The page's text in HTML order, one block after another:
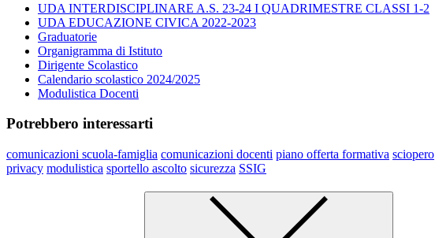
UDA INTERDISCIPLINARE A.S. 23-24 I QUADRIMESTRE CLASSI 1-2
UDA EDUCAZIONE CIVICA 2022-2023
Graduatorie
Organigramma di Istituto
Dirigente Scolastico
Calendario scolastico 2024/2025
Modulistica Docenti
Potrebbero interessarti
comunicazioni scuola-famiglia comunicazioni docenti piano offerta formativa sciopero
privacy modulistica sportello ascolto sicurezza SSIG